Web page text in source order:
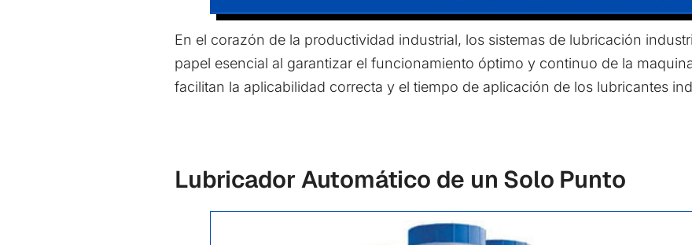
En el corazón de la productividad industrial, los sistemas de lubricación
papel esencial al garantizar el funcionamiento óptimo y continuo de la
facilitan la aplicabilidad correcta y el tiempo de aplicación de los lubricantes
Lubricador Automático de un Solo Punto